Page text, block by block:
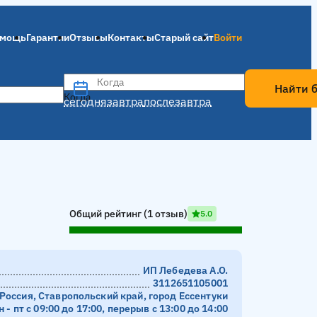
ГарантииОтзывыКонтактыСтарый сайтВойти
Когда
сегоднязавтрапослезавтра
Когда
Найти
Общий рейтинг (1 отзыв) 5.0
ИП Лебедева А.О.
3112651105001
Россия, Ставропольский край, город Ессентуки
- пт с 09:00 до 17:00, перерыв с 13:00 до 14:00